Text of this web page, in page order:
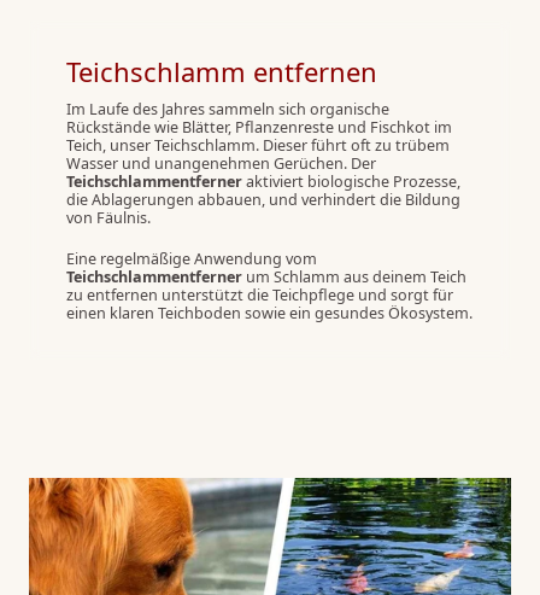
Teichschlamm entfernen
Im Laufe des Jahres sammeln sich organische
Rückstände wie Blätter, Pflanzenreste und Fischkot im
Teich, unser Teichschlamm. Dieser führt oft zu trübem
Wasser und unangenehmen Gerüchen. Der
Teichschlammentferneraktiviert biologische Prozesse,
die Ablagerungen abbauen, und verhindert die Bildung
von Fäulnis.
Eine regelmäßige Anwendung vom
Teichschlammentferner um Schlamm aus deinem Teich
zu entfernen unterstützt die Teichpflege und sorgt für
einen klaren Teichboden sowie ein gesundes Ökosystem.